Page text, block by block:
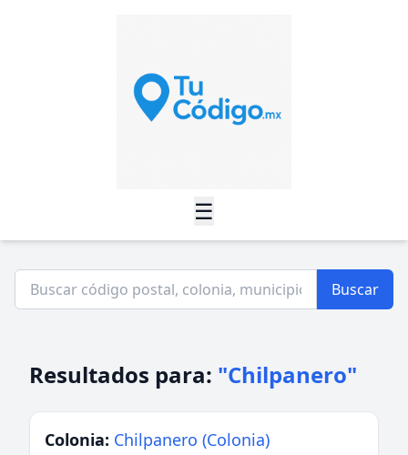
☰
Buscar
Resultados para: "Chilpanero"
Colonia: Chilpanero (Colonia)